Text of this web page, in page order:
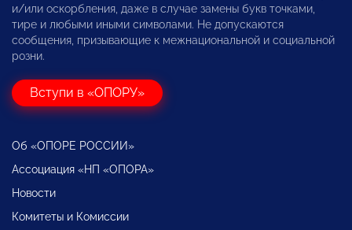
и/или оскорбления, даже в случае замены букв точками,
тире и любыми иными символами. Не допускаются
сообщения, призывающие к межнациональной и социальной
розни.
Вступи в «ОПОРУ»
Об «ОПОРЕ РОССИИ»
Ассоциация «НП «ОПОРА»
Новости
Комитеты и Комиссии